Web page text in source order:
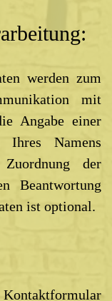
werden zum
mit
Angabe einer
Ihres Namens
der
Beantwortung
ist optional.